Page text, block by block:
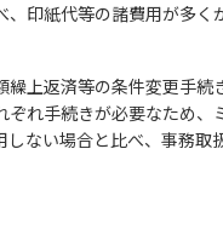
、印紙代等の諸費用が多く
繰上返済等の条件変更手続
ぞれ手続きが必要なため、
しない場合と比べ、事務取